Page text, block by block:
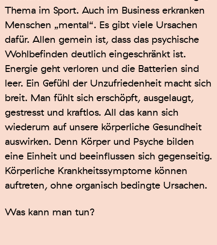
Thema im Sport. Auch im Business erkranken
Menschen „mental“. Es gibt viele Ursachen
dafür. Allen gemein ist, dass das psychische
Wohlbefinden deutlich eingeschränkt ist.
Energie geht verloren und die Batterien sind
leer. Ein Gefühl der Unzufriedenheit macht sich
breit. Man fühlt sich erschöpft, ausgelaugt,
gestresst und kraftlos. All das kann sich
wiederum auf unsere körperliche Gesundheit
auswirken. Denn Körper und Psyche bilden
eine Einheit und beeinflussen sich gegenseitig.
Körperliche Krankheitssymptome können
auftreten, ohne organisch bedingte Ursachen.
Was kann man tun?